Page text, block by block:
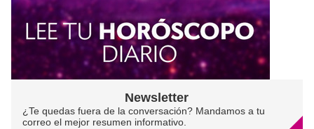
Newsletter
¿Te quedas fuera de la conversación? Mandamos a tu
correo el mejor resumen informativo.